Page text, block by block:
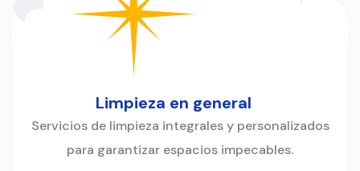
Limpieza en general
Servicios de limpieza integrales y personalizados
para garantizar espacios impecables.